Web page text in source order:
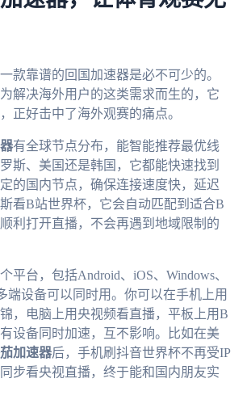
款靠谱的回国加速器是必不可少的。
解决海外用户的这类需求而生的，它
正好击中了海外观赛的痛点。
有全球节点分布，能智能推荐最优线
斯、美国还是韩国，它都能快速找到
的国内节点，确保连接速度快，延迟
看B站世界杯，它会自动匹配到适合B
利打开直播，不会再遇到地域限制的
平台，包括Android、iOS、Windows、
端设备可以同时用。你可以在手机上用
，电脑上用央视频看直播，平板上用B
设备同时加速，互不影响。比如在美
加速器后，手机刷抖音世界杯不再受IP
步看央视直播，终于能和国内朋友实